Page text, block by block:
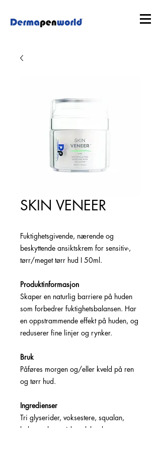
SKIN VENEER
Fuktighetsgivende, nærende og
beskyttende ansiktskrem for sensitiv-,
tørr/meget tørr hud I 50ml.
Produktinformasjon
Skaper en naturlig barriere på huden
som forbedrer fuktighetsbalansen. Har
en oppstrammende effekt på huden, og
reduserer fine linjer og rynker.
Bruk
Påføres morgen og/eller kveld på ren
og tørr hud.
Ingredienser
Tri glyserider, voksestere, squalan,
kolesterol, peptider, elektrolytter,